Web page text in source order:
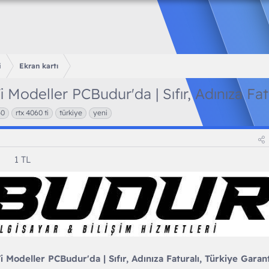
Ekran kartı
Modeller PCBudur'da | Sıfır, Adınıza
rtx 4060 ti türkiye yeni
1 TL
Modeller PCBudur'da | Sıfır, Adınıza Faturalı, Türkiye